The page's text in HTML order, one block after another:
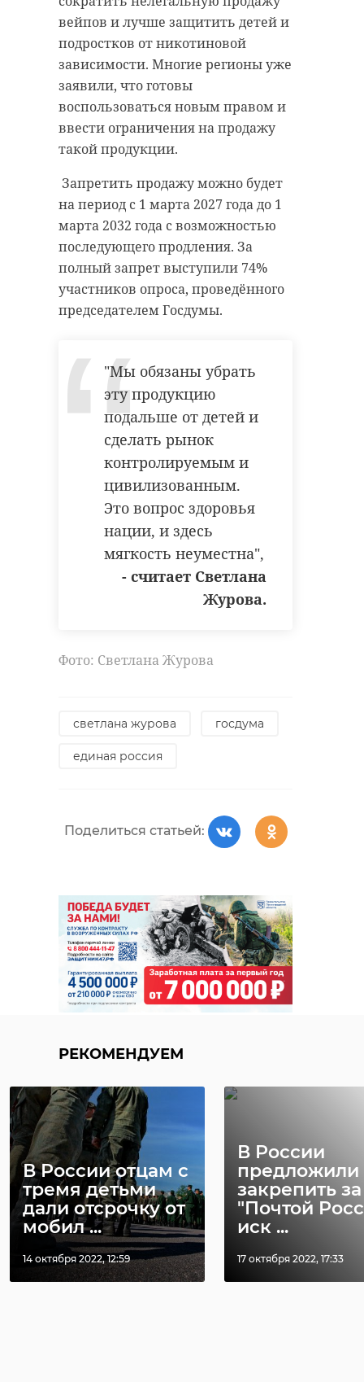
вейпов и лучше защитить детей и
подростков от никотиновой
зависимости. Многие регионы уже
заявили, что готовы
воспользоваться новым правом и
ввести ограничения на продажу
такой продукции.
Запретить продажу можно будет
на период с 1 марта 2027 года до 1
марта 2032 года с возможностью
последующего продления. За
полный запрет выступили 74%
участников опроса, проведённого
председателем Госдумы.
"Мы обязаны убрать
эту продукцию
подальше от детей и
сделать рынок
контролируемым и
цивилизованным.
Это вопрос здоровья
нации, и здесь
мягкость неуместна",
- считает Светлана
Журова.
Фото: Светлана Журова
светлана журова госдума
единая россия
Поделиться статьей:
РЕКОМЕНДУЕМ
В России отцам с
тремя детьми
дали отсрочку от
мобил ...
14 октября 2022, 12:59
В России
предложили
закрепить за
"Почтой
иск ...
17 октября 2022, 17:33